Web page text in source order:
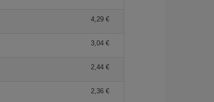
4,29 €
3,04 €
2,44 €
2,36 €